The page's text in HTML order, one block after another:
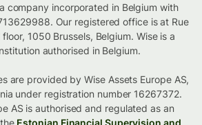
company incorporated in Belgium with
Our registered office is at Rue
1050 Brussels, Belgium. Wise is a
authorised in Belgium.
are provided by Wise Assets Europe AS,
under registration number 16267372.
AS is authorised and regulated as an
Estonian Financial Supervision and